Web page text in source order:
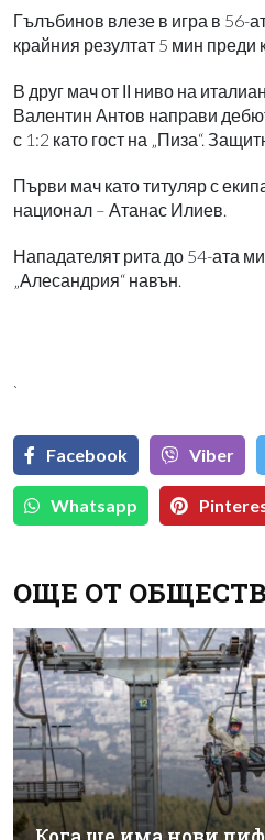
Гълъбинов влезе в игра в 56-
крайния резултат 5 мин преди
В друг мач от ІІ ниво на
Валентин Антов направи
с 1:2 като гост на „Пиза“.
Първи мач като титуляр с
национал – Атанас Илиев.
Нападателят рита до 54-ата
„Алесандрия“ навън.
`
Facebook Viber
Whatsapp
ОЩЕ ОТ